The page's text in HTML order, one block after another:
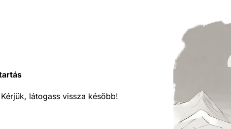
látogass vissza később!